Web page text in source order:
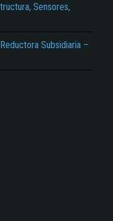
Sensores,
Subsidiaria –